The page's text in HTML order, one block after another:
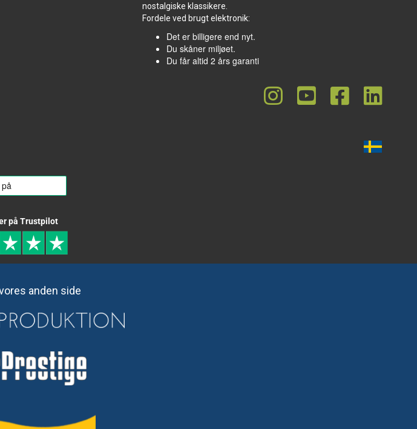
nostalgiske klassikere.
Fordele ved brugt elektronik:
Det er billigere end nyt.
Du skåner miljøet.
Du får altid 2 års garanti
på Trustpilot
anden side